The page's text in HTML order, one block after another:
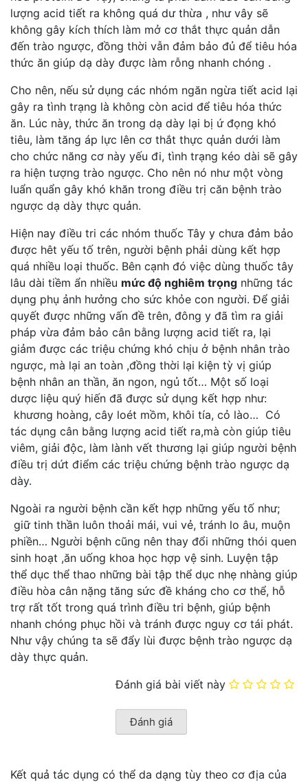
lượng acid tiết ra không quá dư thừa , như vây sẽ
không gây kích thích làm mở cơ thắt thực quản dẫn
đến trào ngược, đồng thời vẫn đảm bảo đủ để tiêu hóa
thức ăn giúp dạ dày được làm rỗng nhanh chóng .
Cho nên, nếu sử dụng các nhóm ngăn ngừa tiết acid lại
gây ra tình trạng là không còn acid để tiêu hóa thức
ăn. Lúc này, thức ăn trong dạ dày lại bị ứ đọng khó
tiêu, làm tăng áp lực lên cơ thắt thực quản dưới làm
cho chức năng cơ này yếu đi, tình trạng kéo dài sẽ gây
ra hiện tượng trào ngược. Cho nên nó như một vòng
luẩn quẩn gây khó khăn trong điều trị căn bệnh trào
ngược dạ dày thực quản.
Hiện nay điều tri các nhóm thuốc Tây y chưa đảm bảo
được hêt yếu tố trên, người bệnh phải dùng kết hợp
quá nhiều loại thuốc. Bên cạnh đó việc dùng thuốc tây
lâu dài tiềm ẩn nhiều mức độ nghiêm trọng những tác
dụng phụ ảnh hưởng cho sức khỏe con người. Để giải
quyết được những vấn đề trên, đông y đã tìm ra giải
pháp vừa đảm bảo cân bằng lượng acid tiết ra, lại
giảm được các triệu chứng khó chịu ở bệnh nhân trào
ngược, mà lại an toàn ,đồng thời lại kiện tỳ vị giúp
bệnh nhân an thần, ăn ngon, ngủ tốt… Một số loại
dược liệu quý hiến đã được sử dụng kết hợp như:
khương hoàng, cây loét mồm, khôi tía, cỏ lào… Có
tác dụng cân bằng lượng acid tiết ra,mà còn giúp tiêu
viêm, giải độc, làm lành vết thương lại giúp người bệnh
điều trị dứt điểm các triệu chứng bệnh trào ngược dạ
dày.
Ngoài ra người bệnh cần kết hợp những yếu tố như;
giữ tinh thần luôn thoải mái, vui vẻ, tránh lo âu, muộn
phiền… Người bệnh cũng nên thay đổi những thói quen
sinh hoạt ,ăn uống khoa học hợp vệ sinh. Luyện tập
thể dục thể thao những bài tập thể dục nhẹ nhàng giúp
điều hòa cân nặng tăng sức đề kháng cho cơ thể, hỗ
trợ rất tốt trong quá trình điều tri bệnh, giúp bệnh
nhanh chóng phục hồi và tránh được nguy cơ tái phát.
Như vậy chúng ta sẽ đẩy lùi được bệnh trào ngược dạ
dày thực quản.
Đánh giá bài viết này
Kết quả tác dụng có thể da dạng tùy theo cơ địa của